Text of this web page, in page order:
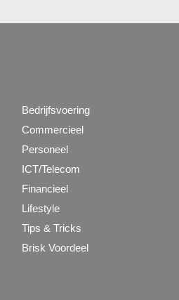
Bedrijfsvoering
Commercieel
Personeel
ICT/Telecom
Financieel
Lifestyle
Tips & Tricks
Brisk Voordeel